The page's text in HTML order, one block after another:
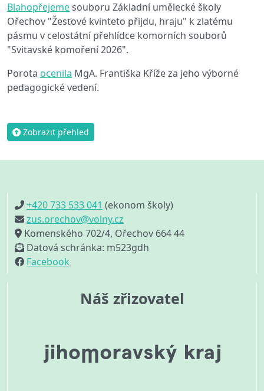
Blahopřejemesouboru Základní umělecké školy
Ořechov "Žesťové kvinteto přijdu, hraju" k zlatému
pásmu v celostátní přehlídce komorních souborů
"Svitavské komoření 2026".
Porota ocenila MgA. Františka Kříže za jeho výborné
pedagogické vedení.
Zobrazit přehled
+420 733 533 041 (ekonom školy)
zus.orechov@volny.cz
Komenského 702/4, Ořechov 664 44
Datová schránka: m523gdh
Facebook
Náš zřizovatel